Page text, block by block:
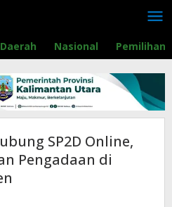
Nasional Pemilihan
SP2D Online,
Pengadaan di